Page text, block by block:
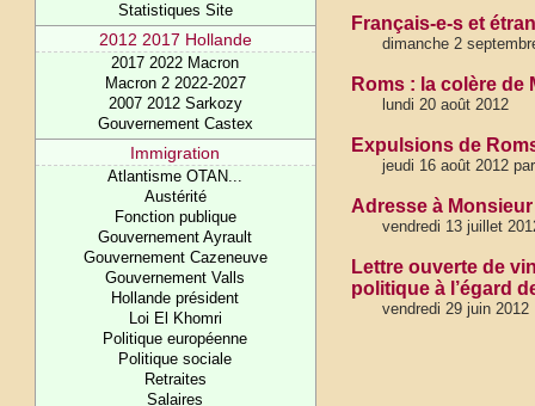
Statistiques Site
2012 2017 Hollande
2017 2022 Macron
Macron 2 2022-2027
2007 2012 Sarkozy
Gouvernement Castex
Immigration
Atlantisme OTAN...
Austérité
Fonction publique
Gouvernement Ayrault
Gouvernement Cazeneuve
Gouvernement Valls
Hollande président
Loi El Khomri
Politique européenne
Politique sociale
Retraites
Salaires
Français-e-s et
dimanche 2
Roms : la colère de
lundi 20 août 2012
Expulsions de
jeudi 16 août 2012
Adresse à
vendredi 13 juillet
Lettre ouverte de
politique à l’égard
vendredi 29 juin 2012